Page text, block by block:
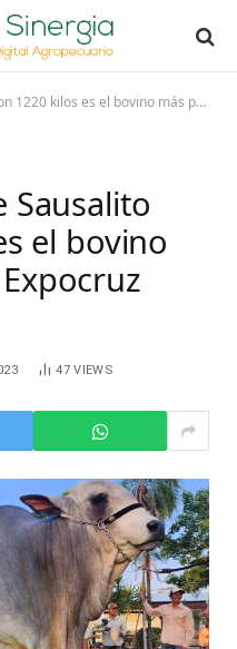
es el bovino más pesado de Expocruz 2023
Sausalito
el bovino
47VIEWS